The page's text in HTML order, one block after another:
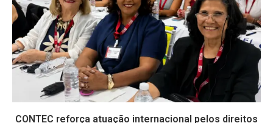
CONTEC reforça atuação internacional pelos direitos